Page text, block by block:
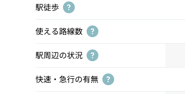
駅徒歩 ?
使える路線数 ?
駅周辺の状況 ?
快速・急行の有無 ?